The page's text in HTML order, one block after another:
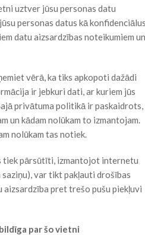
uztver jūsu personas datu
personas datus kā
datu aizsardzības noteikumiem un
vērā, ka tiks apkopoti dažādi
ir jebkuri dati, ar kuriem jūs
privātuma politikā ir paskaidrots,
un kādam nolūkam to izmantojam.
nolūkam tas notiek.
tiek pārsūtīti, izmantojot internetu
var tikt pakļauti drošības
aizsardzība pret trešo pušu piekļuvi
par šo vietni